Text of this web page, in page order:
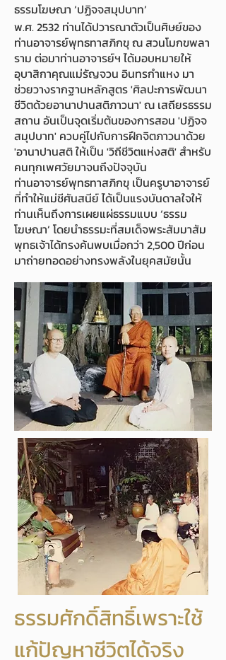
ธรรมโฆษณา ‘ปฏิจจสมุปบาท’
พ.ศ. 2532 ท่านได้ปวารณาตัวเป็นศิษย์ของ
ท่านอาจารย์พุทธทาสภิกขุ ณ สวนโมกขพลา
ราม ต่อมาท่านอาจารย์ฯ ได้มอบหมายให้
อุบาสิกาคุณแม่รัญจวน อินทรกำแหง มา
ช่วยวางรากฐานหลักสูตร 'ศิลปะการพัฒนา
ชีวิตด้วยอานาปานสติภาวนา' ณ เสถียรธรรม
สถาน อันเป็นจุดเริ่มต้นของการสอน 'ปฏิจจ
สมุปบาท' ควบคู่ไปกับการฝึกจิตภาวนาด้วย
'อานาปานสติ ให้เป็น 'วิถีชีวิตแห่งสติ' สำหรับ
คนทุกเพศวัยมาจนถึงปัจจุบัน
ท่านอาจารย์พุทธทาสภิกขุ เป็นครูบาอาจารย์
ที่ทำให้แม่ชีศันสนีย์ ได้เป็นแรงบันดาลใจให้
ท่านเห็นถึงการเผยแผ่ธรรมแบบ ‘ธรรม
โฆษณา’ โดยนำธรรมะที่สมเด็จพระสัมมาสัม
พุทธเจ้าได้ทรงค้นพบเมื่อกว่า 2,500 ปีก่อน
มาถ่ายทอดอย่างทรงพลังในยุคสมัยนั้น
ธรรมศักดิ์สิทธิ์เพราะใช้
แก้ปัญหาชีวิตได้จริง